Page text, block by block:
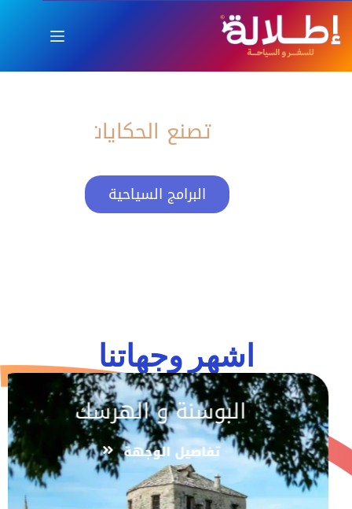
اطلالة
العام الجديد بإطلالة ساحرة
تصنع الحكايات
البرامج السياحية
اشهر وجهاتنا
البوسنة و الهرسك
تفاصيل الوجهة